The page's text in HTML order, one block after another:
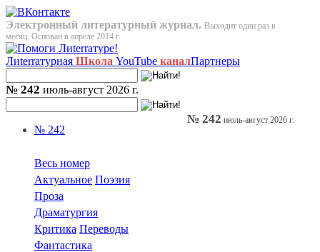
Электронный литературный журнал. Выходит один раз в
месяц. Основан в апреле 2014 г.
Лиterraтурная Школа YouTube каналПартнеры
№ 242 июль-август 2026 г.
№ 242
Весь номер
Актуальное Поэзия
Проза
Драматургия
Критика Переводы
Фантастика
№ 242 июль-август 2026 г.